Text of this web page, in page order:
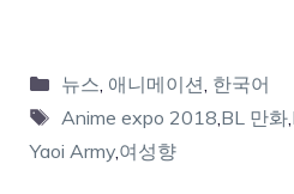
뉴스 애니메이션 한국어
Anime expo 2018 BL 만화,
Yaoi Army 여성향